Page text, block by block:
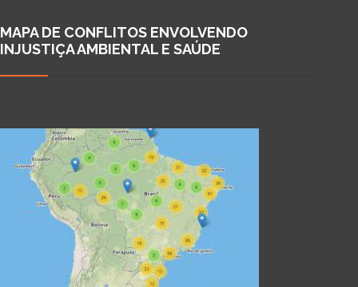
MAPA DE CONFLITOS ENVOLVENDO
INJUSTIÇA AMBIENTAL E SAÚDE